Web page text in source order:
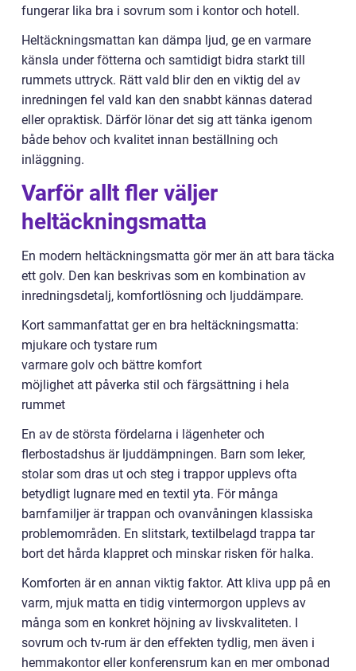
fungerar lika bra i sovrum som i kontor och hotell.
Heltäckningsmattan kan dämpa ljud, ge en varmare
känsla under fötterna och samtidigt bidra starkt till
rummets uttryck. Rätt vald blir den en viktig del av
inredningen fel vald kan den snabbt kännas daterad
eller opraktisk. Därför lönar det sig att tänka igenom
både behov och kvalitet innan beställning och
inläggning.
Varför allt fler väljer
heltäckningsmatta
En modern heltäckningsmatta gör mer än att bara täcka
ett golv. Den kan beskrivas som en kombination av
inredningsdetalj, komfortlösning och ljuddämpare.
Kort sammanfattat ger en bra heltäckningsmatta:
mjukare och tystare rum
varmare golv och bättre komfort
möjlighet att påverka stil och färgsättning i hela
rummet
En av de största fördelarna i lägenheter och
flerbostadshus är ljuddämpningen. Barn som leker,
stolar som dras ut och steg i trappor upplevs ofta
betydligt lugnare med en textil yta. För många
barnfamiljer är trappan och ovanvåningen klassiska
problemområden. En slitstark, textilbelagd trappa tar
bort det hårda klappret och minskar risken för halka.
Komforten är en annan viktig faktor. Att kliva upp på en
varm, mjuk matta en tidig vintermorgon upplevs av
många som en konkret höjning av livskvaliteten. I
sovrum och tv-rum är den effekten tydlig, men även i
hemmakontor eller konferensrum kan en mer ombonad